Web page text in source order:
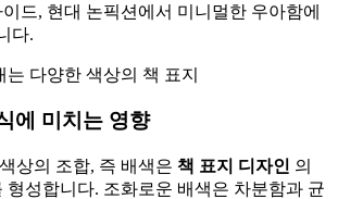
드, 현대 논픽션에서 미니멀한 우아함에
다.
에 미치는 영향
상의 조합, 즉 배색은 책 표지 디자인 의
형성합니다. 조화로운 배색은 차분함과 균